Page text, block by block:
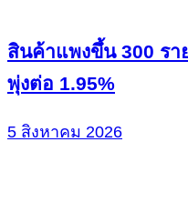
สินค้าแพงขึ้น 300 รา
พุ่งต่อ 1.95%
5 สิงหาคม 2026